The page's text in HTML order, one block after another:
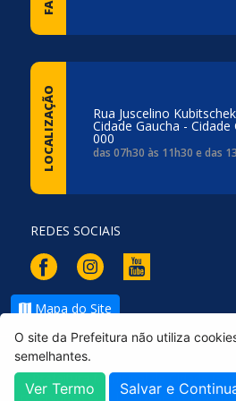
O site da Prefeitura não utiliza
semelhantes.
Ver Termo Salvar e
LOCALIZAÇÃO Rua Juscelino
Cidade Gaucha -
000
das 07h30 às 11h30 e das
REDES SOCIAIS
Mapa do Site
Prefeitura Municipal de Cidade
reservados ©
|Desenvolvido